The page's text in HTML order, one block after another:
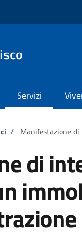
Servizi
/ Manifestazione
di